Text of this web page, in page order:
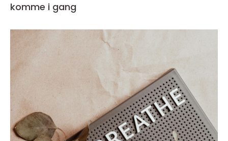
komme i gang